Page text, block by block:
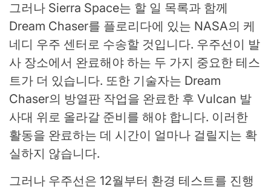
그러나 Sierra Space는 할 일 목록과 함께
Dream Chaser를 플로리다에 있는 NASA의 케
네디 우주 센터로 수송할 것입니다. 우주선이 발
사 장소에서 완료해야 하는 두 가지 중요한 테스
트가 더 있습니다. 또한 기술자는 Dream
Chaser의 방열판 작업을 완료한 후 Vulcan 발
사대 위로 올라갈 준비를 해야 합니다. 이러한
활동을 완료하는 데 시간이 얼마나 걸릴지는 확
실하지 않습니다.
그러나 우주선은 12월부터 환경 테스트를 진행